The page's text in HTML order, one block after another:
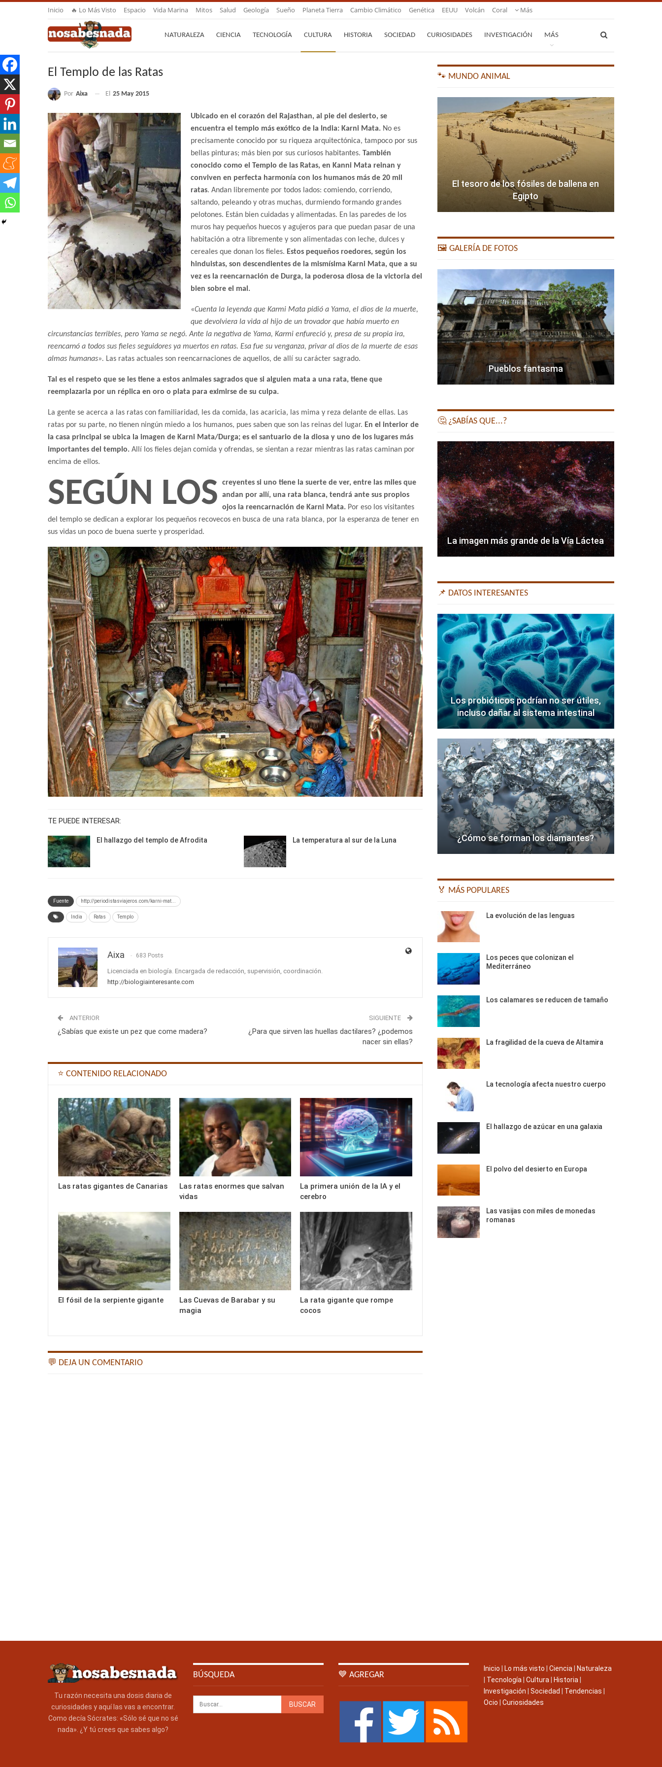
Inicio 🔥 Lo Más Visto Espacio Vida Marina Mitos Salud Geología Sueño Planeta Tierra Cambio Climático Genética EEUU Volcán Coral Más
NATURALEZA CIENCIA TECNOLOGÍA CULTURA HISTORIA SOCIEDAD CURIOSIDADES INVESTIGACIÓN MÁS
El Templo de las Ratas
Por Aixa El 25 May 2015
Ubicado en el corazón del Rajasthan, al pie del desierto, se
encuentra el templo más exótico de la India: Karni Mata. No es
precisamente conocido por su riqueza arquitectónica, tampoco por sus
bellas pinturas; más bien por sus curiosos habitantes. También
conocido como el Templo de las Ratas, en Kanni Mata reinan y
conviven en perfecta harmonía con los humanos más de 20 mil
ratas. Andan libremente por todos lados: comiendo, corriendo,
saltando, peleando y otras muchas, durmiendo formando grandes
pelotones. Están bien cuidadas y alimentadas. En las paredes de los
muros hay pequeños huecos y agujeros para que puedan pasar de una
habitación a otra libremente y son alimentadas con leche, dulces y
cereales que donan los fieles. Estos pequeños roedores, según los
hinduistas, son descendientes de la mismísima Karni Mata, que a su
vez es la reencarnación de Durga, la poderosa diosa de la victoria del
bien sobre el mal.
«Cuenta la leyenda que Karmi Mata pidió a Yama, el dios de la muerte,
que devolviera la vida al hijo de un trovador que había muerto en
circunstancias terribles, pero Yama se negó. Ante la negativa de Yama, Karmi enfureció y, presa de su propia ira,
reencarnó a todos sus fieles seguidores ya muertos en ratas. Esa fue su venganza, privar al dios de la muerte de esas
almas humanas». Las ratas actuales son reencarnaciones de aquellos, de allí su carácter sagrado.
Tal es el respeto que se les tiene a estos animales sagrados que si alguien mata a una rata, tiene que
reemplazarla por un réplica en oro o plata para eximirse de su culpa.
La gente se acerca a las ratas con familiaridad, les da comida, las acaricia, las mima y reza delante de ellas. Las
ratas por su parte, no tienen ningún miedo a los humanos, pues saben que son las reinas del lugar. En el interior de
la casa principal se ubica la imagen de Karni Mata/Durga; es el santuario de la diosa y uno de los lugares más
importantes del templo. Allí los fieles dejan comida y ofrendas, se sientan a rezar mientras las ratas caminan por
encima de ellos.
SEGÚN LOS
creyentes si uno tiene la suerte de ver, entre las miles que
andan por allí, una rata blanca, tendrá ante sus propios
ojos la reencarnación de Karni Mata. Por eso los visitantes
del templo se dedican a explorar los pequeños recovecos en busca de una rata blanca, por la esperanza de tener en
sus vidas un poco de buena suerte y prosperidad.
TE PUEDE INTERESAR:
El hallazgo del templo de Afrodita La temperatura al sur de la Luna
Fuente http://periodistasviajeros.com/karni-mat...
India Ratas Templo
Aixa 683 Posts
Licenciada en biología. Encargada de redacción, supervisión, coordinación.
http://biologiainteresante.com
ANTERIOR
¿Sabías que existe un pez que come madera?
SIGUIENTE
¿Para que sirven las huellas dactilares? ¿podemos
nacer sin ellas?
⭐ CONTENIDO RELACIONADO
Las ratas gigantes de Canarias
Las ratas enormes que salvan
vidas
La primera unión de la IA y el
cerebro
El fósil de la serpiente gigante
Las Cuevas de Barabar y su
magia
La rata gigante que rompe
cocos
💬 DEJA UN COMENTARIO
🐾 MUNDO ANIMAL
El tesoro de los fósiles de ballena en
Egipto
🖼️ GALERÍA DE FOTOS
Pueblos fantasma
🤔 ¿SABÍAS QUE...?
La imagen más grande de la Vía Láctea
📌 DATOS INTERESANTES
Los probióticos podrían no ser útiles,
incluso dañar al sistema intestinal
¿Cómo se forman los diamantes?
🏅 MÁS POPULARES
La evolución de las lenguas
Los peces que colonizan el
Mediterráneo
Los calamares se reducen de tamaño
La fragilidad de la cueva de Altamira
La tecnología afecta nuestro cuerpo
El hallazgo de azúcar en una galaxia
El polvo del desierto en Europa
Las vasijas con miles de monedas
romanas
Tu razón necesita una dosis diaria de
curiosidades y aquí las vas a encontrar.
Como decía Sócrates: «Sólo sé que no sé
nada». ¿Y tú crees que sabes algo?
BÚSQUEDA 💙 AGREGAR
Inicio Lo más visto Ciencia
Naturaleza
Tecnología Cultura Historia
Investigación
Sociedad Tendencias
Ocio
Curiosidades